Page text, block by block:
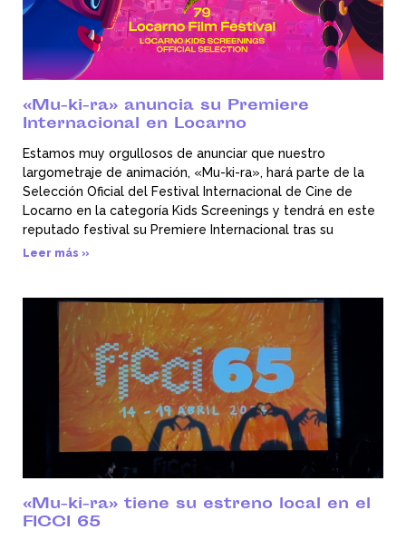
«Mu-ki-ra» anuncia su Premiere
Internacional en Locarno
Estamos muy orgullosos de anunciar que nuestro
largometraje de animación, «Mu-ki-ra», hará parte de la
Selección Oficial del Festival Internacional de Cine de
Locarno en la categoría Kids Screenings y tendrá en este
reputado festival su Premiere Internacional tras su
Leer más »
«Mu-ki-ra» tiene su estreno local en el
FICCI 65